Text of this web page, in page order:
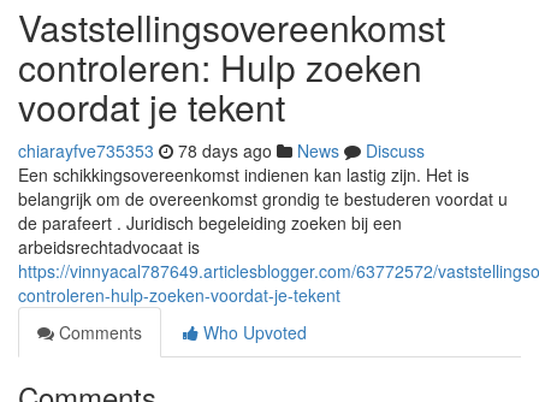
Vaststellingsovereenkomst
controleren: Hulp zoeken
voordat je tekent
chiarayfve735353 78 days ago News
Discuss
Een schikkingsovereenkomst indienen kan lastig zijn. Het is
belangrijk om de overeenkomst grondig te bestuderen voordat u
de parafeert . Juridisch begeleiding zoeken bij een
arbeidsrechtadvocaat is
https://vinnyacal787649.articlesblogger.com/63772572/
controleren-hulp-zoeken-voordat-je-tekent
Comments
Who Upvoted